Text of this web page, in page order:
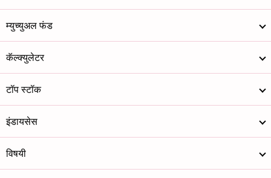
म्युच्युअल फंड
कॅल्क्युलेटर
टॉप स्टॉक
इंडायसेस
विषयी